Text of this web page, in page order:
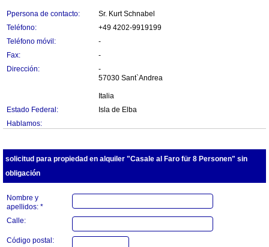
Ppersona de contacto:
Sr. Kurt Schnabel
Teléfono:
+49 4202-9919199
Teléfono móvil:
-
Fax:
-
Dirección:
-
57030 Sant`Andrea
Italia
Estado Federal:
Isla de Elba
Hablamos:
solicitud para propiedad en alquiler "Casale al Faro für 8 Personen" sin
obligación
Nombre y
apellidos: *
Calle:
Código postal: